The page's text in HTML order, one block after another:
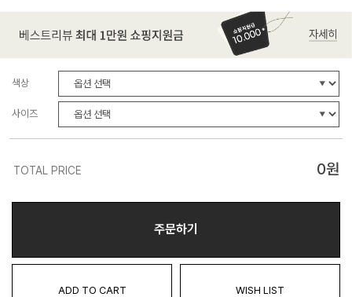
색상
사이즈
TOTAL PRICE 0원
주문하기
ADD TO CART WISH LIST